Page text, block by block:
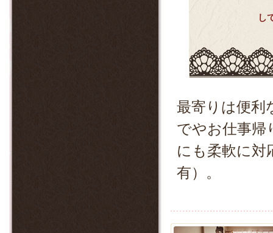
し
最寄りは便利
でやお仕事帰
にも柔軟に
有）。